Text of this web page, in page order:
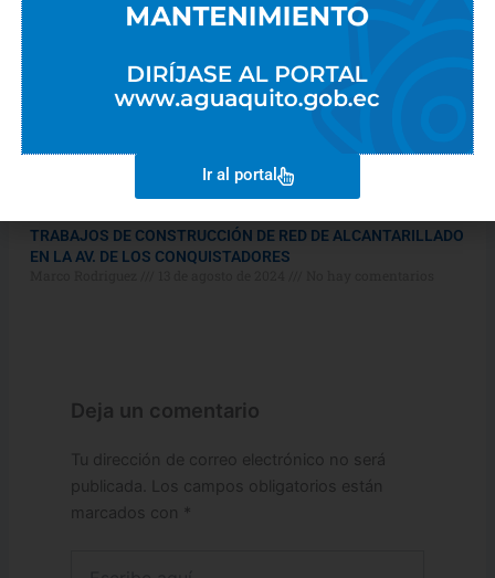
TRABAJOS DE CONSTRUCCIÓN DE RED DE ALCANTARILLADO
EN LA AV. DE LOS CONQUISTADORES
Deja un comentario
Tu dirección de correo electrónico no será
publicada.
Los campos obligatorios están
marcados con *
Ir al portal